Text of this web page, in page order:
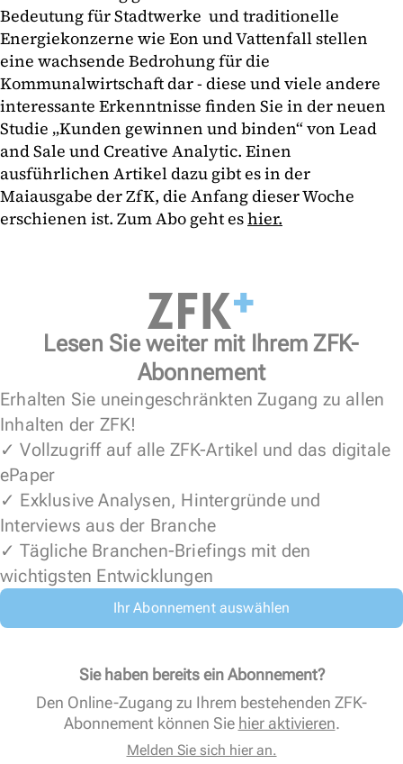
Bedeutung für Stadtwerke und traditionelle
Energiekonzerne wie Eon und Vattenfall stellen
eine wachsende Bedrohung für die
Kommunalwirtschaft dar - diese und viele andere
interessante Erkenntnisse finden Sie in der neuen
Studie „Kunden gewinnen und binden“ von Lead
and Sale und Creative Analytic. Einen
ausführlichen Artikel dazu gibt es in der
Maiausgabe der ZfK, die Anfang dieser Woche
erschienen ist. Zum Abo geht eshier.
Lesen Sie weiter mit Ihrem ZFK-
Abonnement
Erhalten Sie uneingeschränkten Zugang zu allen
Inhalten der ZFK!
✓ Vollzugriff auf alle ZFK-Artikel und das digitale
ePaper
✓ Exklusive Analysen, Hintergründe und
Interviews aus der Branche
✓ Tägliche Branchen-Briefings mit den
wichtigsten Entwicklungen
Ihr Abonnement auswählen
Sie haben bereits ein Abonnement?
Den Online-Zugang zu Ihrem bestehenden ZFK-
Abonnement können Sie hier aktivieren.
Melden Sie sich hier an.